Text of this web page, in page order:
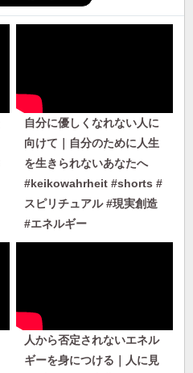
自分に優しくなれない人に
向けて｜自分のために人生
を生きられないあなたへ
#keikowahrheit #shorts #
スピリチュアル #現実創造
#エネルギー
人から否定されないエネル
ギーを身につける｜人に見